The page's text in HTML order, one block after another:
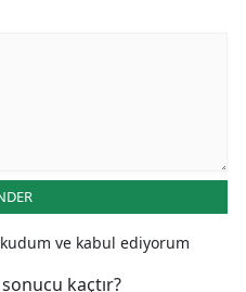
ve kabul ediyorum
kaçtır?